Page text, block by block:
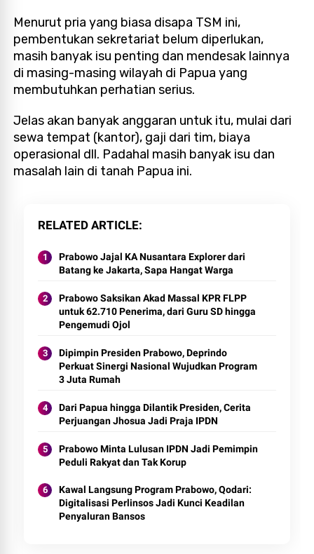
Menurut pria yang biasa disapa TSM ini,
pembentukan sekretariat belum diperlukan,
masih banyak isu penting dan mendesak lainnya
di masing-masing wilayah di Papua yang
membutuhkan perhatian serius.
Jelas akan banyak anggaran untuk itu, mulai dari
sewa tempat (kantor), gaji dari tim, biaya
operasional dll. Padahal masih banyak isu dan
masalah lain di tanah Papua ini.
RELATED ARTICLE
Prabowo Jajal KA Nusantara Explorer dari
Batang ke Jakarta, Sapa Hangat Warga
Prabowo Saksikan Akad Massal KPR FLPP
untuk 62.710 Penerima, dari Guru SD hingga
Pengemudi Ojol
Dipimpin Presiden Prabowo, Deprindo
Perkuat Sinergi Nasional Wujudkan Program
3 Juta Rumah
Dari Papua hingga Dilantik Presiden, Cerita
Perjuangan Jhosua Jadi Praja IPDN
Prabowo Minta Lulusan IPDN Jadi Pemimpin
Peduli Rakyat dan Tak Korup
Kawal Langsung Program Prabowo, Qodari:
Digitalisasi Perlinsos Jadi Kunci Keadilan
Penyaluran Bansos